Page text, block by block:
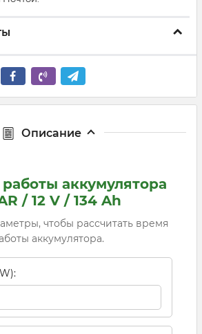
Описание
работы аккумулятора
/ 12 V / 134 Ah
чтобы рассчитать время
аккумулятора.